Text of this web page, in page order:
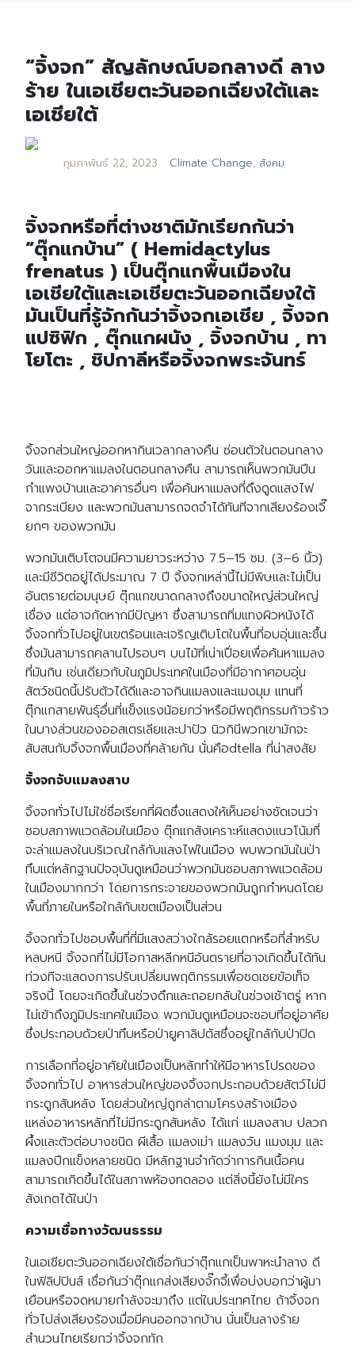
“จิ้งจก” สัญลักษณ์บอกลางดี ลาง
ร้าย ในเอเชียตะวันออกเฉียงใต้และ
เอเชียใต้
กุมภาพันธ์ 22, 2023 Climate Change, สังคม
จิ้งจกหรือที่ต่างชาติมักเรียกกันว่า
“ตุ๊กแกบ้าน” ( Hemidactylus
frenatus ) เป็นตุ๊กแกพื้นเมืองใน
เอเชียใต้และเอเชียตะวันออกเฉียงใต้
มันเป็นที่รู้จักกันว่าจิ้งจกเอเชีย , จิ้งจก
แปซิฟิก , ตุ๊กแกผนัง , จิ้งจกบ้าน , ทา
โยโตะ , ชิปกาลีหรือจิ้งจกพระจันทร์
จิ้งจกส่วนใหญ่ออกหากินเวลากลางคืน ซ่อนตัวในตอนกลาง
วันและออกหาแมลงในตอนกลางคืน สามารถเห็นพวกมันปีน
กำแพงบ้านและอาคารอื่นๆ เพื่อค้นหาแมลงที่ดึงดูดแสงไฟ
จากระเบียง และพวกมันสามารถจดจำได้ทันทีจากเสียงร้องเจี๊
ยกๆ ของพวกมัน
พวกมันเติบโตจนมีความยาวระหว่าง 7.5–15 ซม. (3–6 นิ้ว)
และมีชีวิตอยู่ได้ประมาณ 7 ปี จิ้งจกเหล่านี้ไม่มีพิษและไม่เป็น
อันตรายต่อมนุษย์ ตุ๊กแกขนาดกลางถึงขนาดใหญ่ส่วนใหญ่
เชื่อง แต่อาจกัดหากมีปัญหา ซึ่งสามารถทิ่มแทงผิวหนังได้
จิ้งจกทั่วไปอยู่ในเขตร้อนและเจริญเติบโตในพื้นที่อบอุ่นและชื้น
ซึ่งมันสามารถคลานไปรอบๆ บนไม้ที่เน่าเปื่อยเพื่อค้นหาแมลง
ที่มันกิน เช่นเดียวกับในภูมิประเทศในเมืองที่มีอากาศอบอุ่น
สัตว์ชนิดนี้ปรับตัวได้ดีและอาจกินแมลงและแมงมุม แทนที่
ตุ๊กแกสายพันธุ์อื่นที่แข็งแรงน้อยกว่าหรือมีพฤติกรรมก้าวร้าว
ในบางส่วนของออสเตรเลียและปาปัว นิวกินีพวกเขามักจะ
สับสนกับจิ้งจกพื้นเมืองที่คล้ายกัน นั่นคือdtella ที่น่าสงสัย
จิ้งจกจับแมลงสาบ
จิ้งจกทั่วไปไม่ใช่ชื่อเรียกที่ผิดซึ่งแสดงให้เห็นอย่างชัดเจนว่า
ชอบสภาพแวดล้อมในเมือง ตุ๊กแกสังเคราะห์แสดงแนวโน้มที่
จะล่าแมลงในบริเวณใกล้กับแสงไฟในเมือง พบพวกมันในป่า
ทึบแต่หลักฐานปัจจุบันดูเหมือนว่าพวกมันชอบสภาพแวดล้อม
ในเมืองมากกว่า โดยการกระจายของพวกมันถูกกำหนดโดย
พื้นที่ภายในหรือใกล้กับเขตเมืองเป็นส่วน
จิ้งจกทั่วไปชอบพื้นที่ที่มีแสงสว่างใกล้รอยแตกหรือที่สำหรับ
หลบหนี จิ้งจกที่ไม่มีโอกาสหลีกหนีอันตรายที่อาจเกิดขึ้นได้ทัน
ท่วงทีจะแสดงการปรับเปลี่ยนพฤติกรรมเพื่อชดเชยข้อเท็จ
จริงนี้ โดยจะเกิดขึ้นในช่วงดึกและถอยกลับในช่วงเช้าตรู่ หาก
ไม่เข้าถึงภูมิประเทศในเมือง พวกมันดูเหมือนจะชอบที่อยู่อาศัย
ซึ่งประกอบด้วยป่าทึบหรือป่ายูคาลิปตัสซึ่งอยู่ใกล้กับป่าปิด
การเลือกที่อยู่อาศัยในเมืองเป็นหลักทำให้มีอาหารโปรดของ
จิ้งจกทั่วไป อาหารส่วนใหญ่ของจิ้งจกประกอบด้วยสัตว์ไม่มี
กระดูกสันหลัง โดยส่วนใหญ่ถูกล่าตามโครงสร้างเมือง
แหล่งอาหารหลักที่ไม่มีกระดูกสันหลัง ได้แก่ แมลงสาบ ปลวก
ผึ้งและตัวต่อบางชนิด ผีเสื้อ แมลงเม่า แมลงวัน แมงมุม และ
แมลงปีกแข็งหลายชนิด มีหลักฐานจำกัดว่าการกินเนื้อคน
สามารถเกิดขึ้นได้ในสภาพห้องทดลอง แต่สิ่งนี้ยังไม่มีใคร
สังเกตได้ในป่า
ความเชื่อทางวัฒนธรรม
ในเอเชียตะวันออกเฉียงใต้เชื่อกันว่าตุ๊กแกเป็นพาหะนำลาง ดี
ในฟิลิปปินส์ เชื่อกันว่าตุ๊กแกส่งเสียงจั๊กจี้เพื่อบ่งบอกว่าผู้มา
เยือนหรือจดหมายกำลังจะมาถึง แต่ในประเทศไทย ถ้าจิ้งจก
ทั่วไปส่งเสียงร้องเมื่อมีคนออกจากบ้าน นั่นเป็นลางร้าย
สำนวนไทยเรียกว่าจิ้งจกทัก